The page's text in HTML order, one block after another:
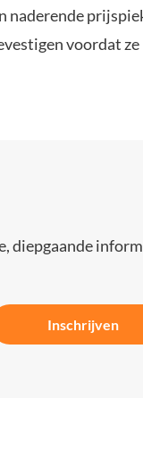
voordat ze
diepgaande
Inschrijven